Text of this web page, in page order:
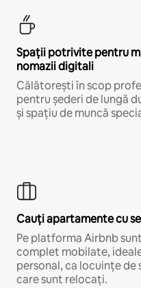
Spații potrivite pentru
nomazii digitali
Călătorești în scop
pentru șederi de lungă
și spațiu de muncă
Cauți apartamente cu
Pe platforma Airbnb
complet mobilate,
personal, ca locuințe de
care sunt relocați.